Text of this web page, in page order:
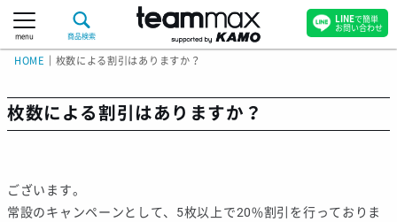
menu 商品検索
HOME 枚数による割引はありますか？
枚数による割引はありますか？
ございます。
常設のキャンペーンとして、5枚以上で20%割引を行っておりま
LINEで簡単
お問い合わせ